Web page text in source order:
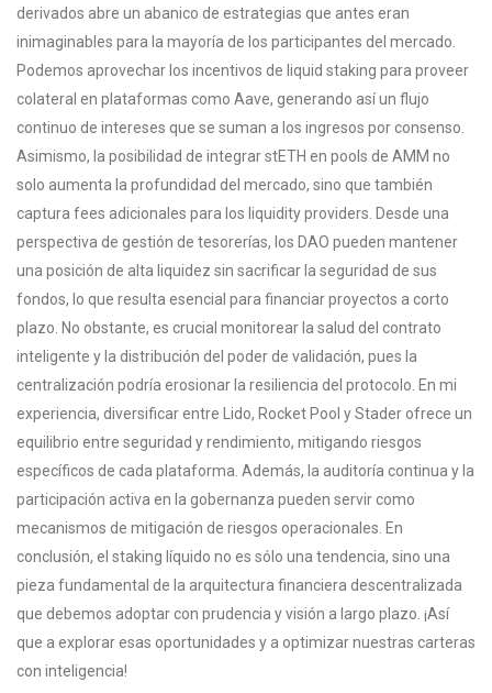
derivados abre un abanico de estrategias que antes eran
inimaginables para la mayoría de los participantes del mercado.
Podemos aprovechar los incentivos de liquid staking para proveer
colateral en plataformas como Aave, generando así un flujo
continuo de intereses que se suman a los ingresos por consenso.
Asimismo, la posibilidad de integrar stETH en pools de AMM no
solo aumenta la profundidad del mercado, sino que también
captura fees adicionales para los liquidity providers. Desde una
perspectiva de gestión de tesorerías, los DAO pueden mantener
una posición de alta liquidez sin sacrificar la seguridad de sus
fondos, lo que resulta esencial para financiar proyectos a corto
plazo. No obstante, es crucial monitorear la salud del contrato
inteligente y la distribución del poder de validación, pues la
centralización podría erosionar la resiliencia del protocolo. En mi
experiencia, diversificar entre Lido, Rocket Pool y Stader ofrece un
equilibrio entre seguridad y rendimiento, mitigando riesgos
específicos de cada plataforma. Además, la auditoría continua y la
participación activa en la gobernanza pueden servir como
mecanismos de mitigación de riesgos operacionales. En
conclusión, el staking líquido no es sólo una tendencia, sino una
pieza fundamental de la arquitectura financiera descentralizada
que debemos adoptar con prudencia y visión a largo plazo. ¡Así
que a explorar esas oportunidades y a optimizar nuestras carteras
con inteligencia!